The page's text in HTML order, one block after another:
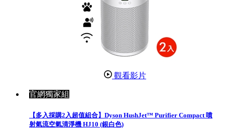
觀看影片
官網獨家組
【多入採購2入超值組合】Dyson HushJet™ Purifier Compact 噴
射氣流空氣清淨機 HJ10 (銀白色)